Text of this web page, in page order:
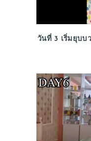
วันที่ 3 เริ่มยุบบ